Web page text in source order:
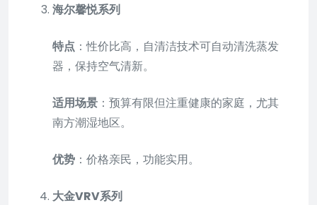
海尔馨悦系列
特点 ：性价比高，自清洁技术可自动清洗蒸发
器，保持空气清新。
适用场景 ：预算有限但注重健康的家庭，尤其
南方潮湿地区。
优势 ：价格亲民，功能实用。
大金VRV系列